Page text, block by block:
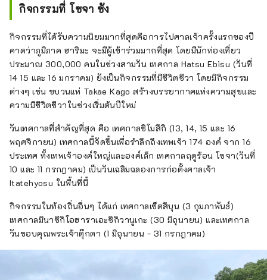
กิจกรรมที่ โซจา ซัง
กิจกรรมที่ได้รับความนิยมมากที่สุดคือการไปศาลเจ้าครั้งแรกของปี
คาดว่าภูมิภาค ฮาริมะ จะมีผู้เข้าร่วมมากที่สุด โดยมีนักท่องเที่ยว
ประมาณ 300,000 คนในช่วงสามวัน เทศกาล Hatsu Ebisu (วันที่
14 15 และ 16 มกราคม) ยังเป็นกิจกรรมที่มีชีวิตชีวา โดยมีกิจกรรม
ต่างๆ เช่น ขบวนแห่ Takae Kago สร้างบรรยากาศแห่งความสุขและ
ความมีชีวิตชีวาในช่วงเริ่มต้นปีใหม่
วันเทศกาลที่สำคัญที่สุด คือ เทศกาลชิโมสึกิ (13, 14, 15 และ 16
พฤศจิกายน) เทศกาลนี้จัดขึ้นเพื่อรำลึกถึงเทพเจ้า 174 องค์ จาก 16
ประเทศ ทั้งเทพเจ้าองค์ใหญ่และองค์เล็ก เทศกาลฤดูร้อน โซจา(วันที่
10 และ 11 กรกฎาคม) เป็นวันเฉลิมฉลองการก่อตั้งศาลเจ้า
Itatehyosu ในพื้นที่นี้
กิจกรรมในท้องถิ่นอื่นๆ ได้แก่ เทศกาลเซ็ตสึบุน (3 กุมภาพันธ์)
เทศกาลมินาซึกิโอฮาราเอะชิกิวานูเกะ (30 มิถุนายน) และเทศกาล
วันขอบคุณพระเจ้าตุ๊กตา (1 มิถุนายน - 31 กรกฎาคม)